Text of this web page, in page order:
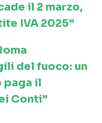
il 2 marzo,
IVA 2025”
del fuoco: un
paga il
Conti”